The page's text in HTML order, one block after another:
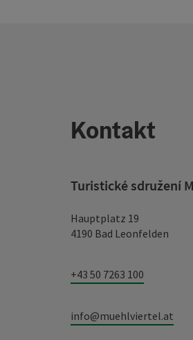
Kontakt
Turistické sdružení
Hauptplatz 19
4190 Bad Leonfelden
+43 50 7263 100
info@muehlviertel.at